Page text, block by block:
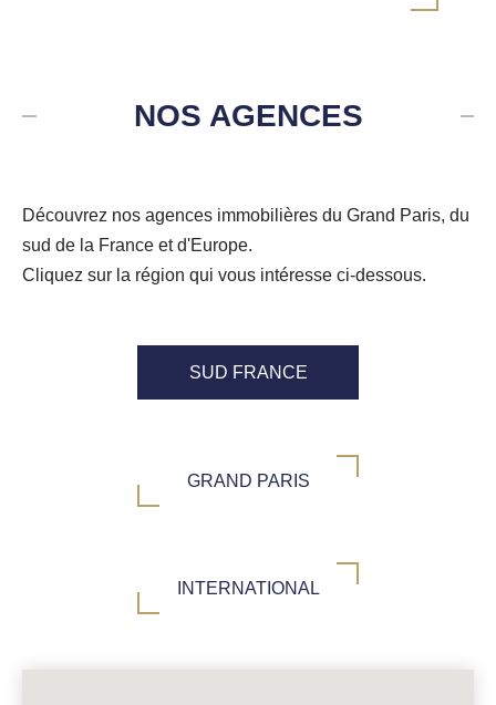
NOS AGENCES
Découvrez nos agences immobilières du Grand Paris, du
sud de la France et d'Europe.
Cliquez sur la région qui vous intéresse ci-dessous.
SUD FRANCE
GRAND PARIS
INTERNATIONAL